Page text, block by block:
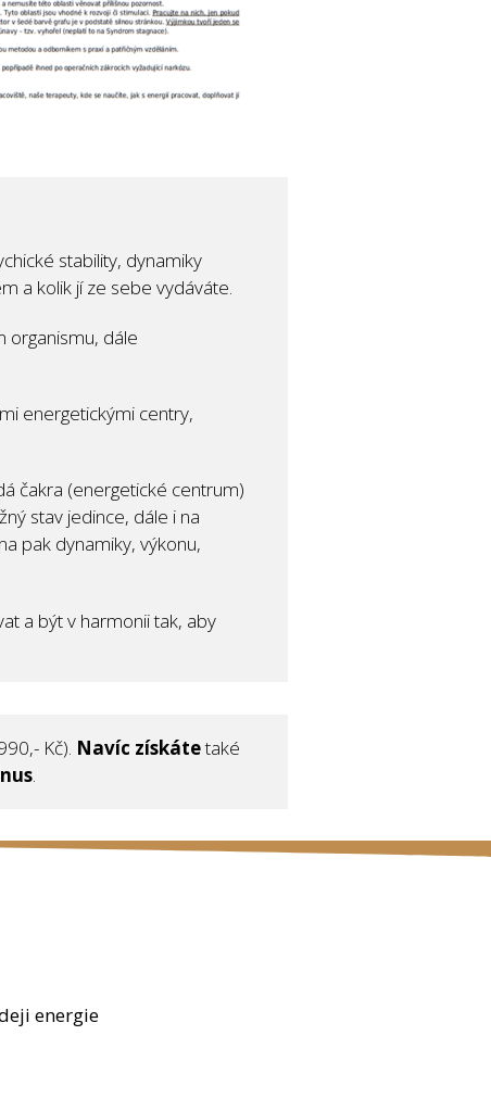
stability, dynamiky
a kolik jí ze sebe vydáváte.
organismu, dále
energetickými centry,
čakra (energetické centrum)
stav jedince, dále i na
pak dynamiky, výkonu,
a být v harmonii tak, aby
Kč). Navíc získátetaké
.
energie